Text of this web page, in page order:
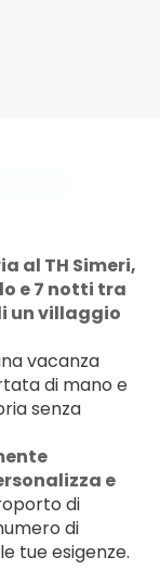
al TH Simeri,
e 7 notti tra
un villaggio
vacanza
di mano e
senza
e
di
di
tue esigenze.